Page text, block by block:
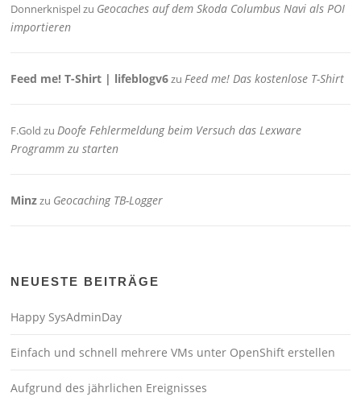
Donnerknispelzu Geocaches auf dem Skoda Columbus Navi als POI
importieren
Feed me! T-Shirt | lifeblogv6zuFeed me! Das kostenlose T-Shirt
F.Gold zuDoofe Fehlermeldung beim Versuch das Lexware
Programm zu starten
Minzzu Geocaching TB-Logger
NEUESTE BEITRÄGE
Happy SysAdminDay
Einfach und schnell mehrere VMs unter OpenShift erstellen
Aufgrund des jährlichen Ereignisses